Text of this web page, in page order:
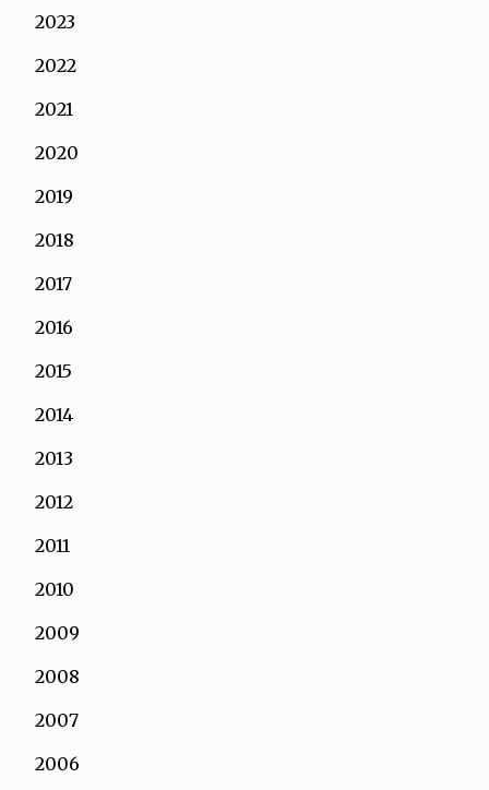
2023
2022
2021
2020
2019
2018
2017
2016
2015
2014
2013
2012
2011
2010
2009
2008
2007
2006